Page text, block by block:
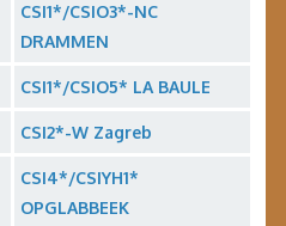
CSI1*/CSIO3*-NC
DRAMMEN
CSI1*/CSIO5* LA BAULE
CSI2*-W Zagreb
CSI4*/CSIYH1*
OPGLABBEEK